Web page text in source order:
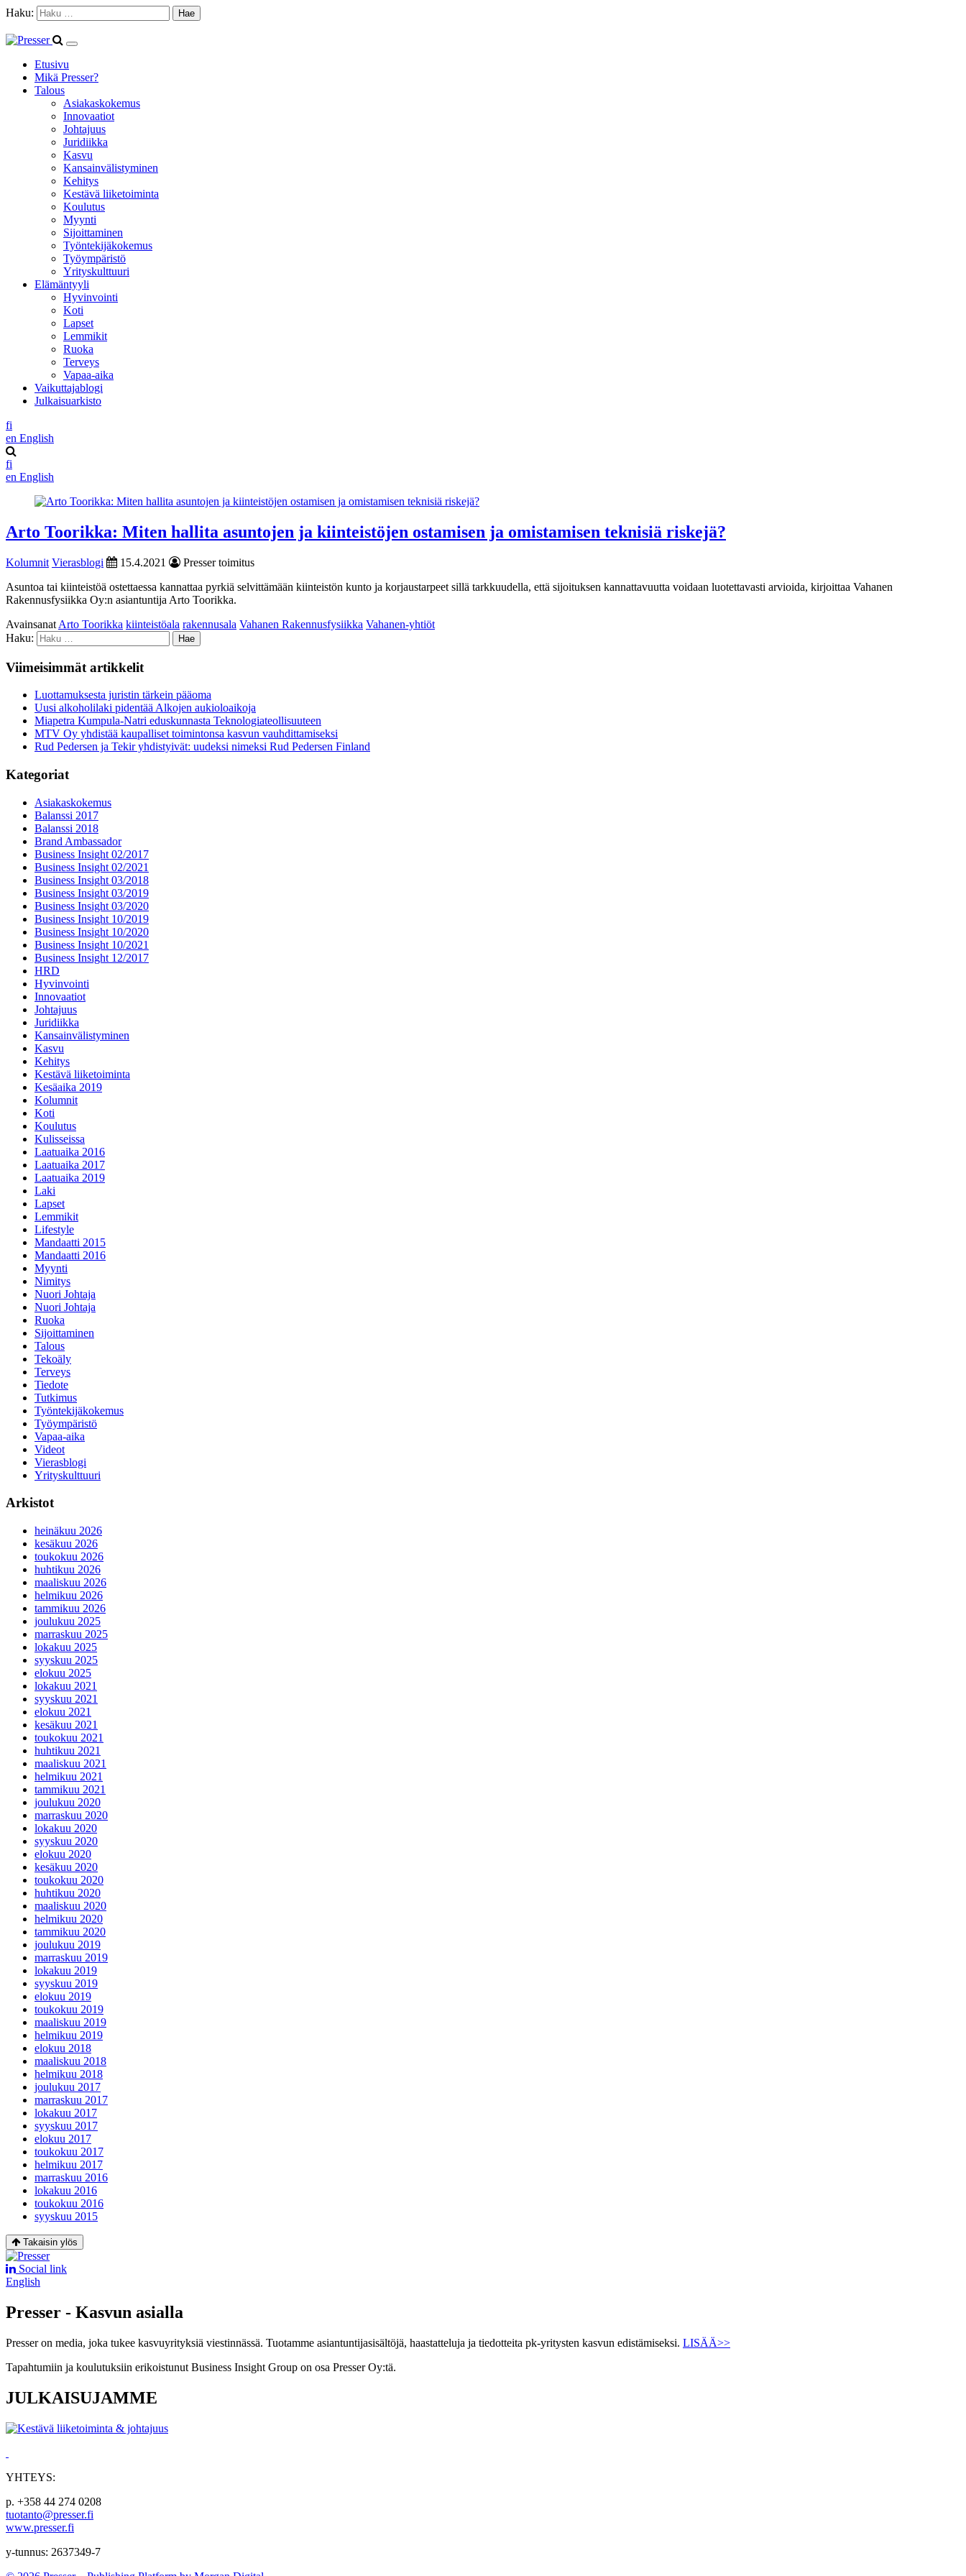
Haku:
Etusivu
Mikä Presser?
Talous
Asiakaskokemus
Innovaatiot
Johtajuus
Juridiikka
Kasvu
Kansainvälistyminen
Kehitys
Kestävä liiketoiminta
Koulutus
Myynti
Sijoittaminen
Työntekijäkokemus
Työympäristö
Yrityskulttuuri
Elämäntyyli
Hyvinvointi
Koti
Lapset
Lemmikit
Ruoka
Terveys
Vapaa-aika
Vaikuttajablogi
Julkaisuarkisto
fi
en English
fi
en English
Arto Toorikka: Miten hallita asuntojen ja kiinteistöjen ostamisen ja omistamisen teknisiä riskejä?
Kolumnit Vierasblogi 15.4.2021
Presser toimitus
Asuntoa tai kiinteistöä ostettaessa kannattaa pyrkiä selvittämään kiinteistön kunto ja korjaustarpeet sillä tarkkuudella, että sijoituksen kannattavuutta voidaan luotettavasti arvioida, kirjoittaa Vahanen
Rakennusfysiikka Oy:n asiantuntija Arto Toorikka.
Avainsanat Arto Toorikka kiinteistöala rakennusala Vahanen Rakennusfysiikka Vahanen-yhtiöt
Haku:
Viimeisimmät artikkelit
Luottamuksesta juristin tärkein pääoma
Uusi alkoholilaki pidentää Alkojen aukioloaikoja
Miapetra Kumpula-Natri eduskunnasta Teknologiateollisuuteen
MTV Oy yhdistää kaupalliset toimintonsa kasvun vauhdittamiseksi
Rud Pedersen ja Tekir yhdistyivät: uudeksi nimeksi Rud Pedersen Finland
Kategoriat
Asiakaskokemus
Balanssi 2017
Balanssi 2018
Brand Ambassador
Business Insight 02/2017
Business Insight 02/2021
Business Insight 03/2018
Business Insight 03/2019
Business Insight 03/2020
Business Insight 10/2019
Business Insight 10/2020
Business Insight 10/2021
Business Insight 12/2017
HRD
Hyvinvointi
Innovaatiot
Johtajuus
Juridiikka
Kansainvälistyminen
Kasvu
Kehitys
Kestävä liiketoiminta
Kesäaika 2019
Kolumnit
Koti
Koulutus
Kulisseissa
Laatuaika 2016
Laatuaika 2017
Laatuaika 2019
Laki
Lapset
Lemmikit
Lifestyle
Mandaatti 2015
Mandaatti 2016
Myynti
Nimitys
Nuori Johtaja
Nuori Johtaja
Ruoka
Sijoittaminen
Talous
Tekoäly
Terveys
Tiedote
Tutkimus
Työntekijäkokemus
Työympäristö
Vapaa-aika
Videot
Vierasblogi
Yrityskulttuuri
Arkistot
heinäkuu 2026
kesäkuu 2026
toukokuu 2026
huhtikuu 2026
maaliskuu 2026
helmikuu 2026
tammikuu 2026
joulukuu 2025
marraskuu 2025
lokakuu 2025
syyskuu 2025
elokuu 2025
lokakuu 2021
syyskuu 2021
elokuu 2021
kesäkuu 2021
toukokuu 2021
huhtikuu 2021
maaliskuu 2021
helmikuu 2021
tammikuu 2021
joulukuu 2020
marraskuu 2020
lokakuu 2020
syyskuu 2020
elokuu 2020
kesäkuu 2020
toukokuu 2020
huhtikuu 2020
maaliskuu 2020
helmikuu 2020
tammikuu 2020
joulukuu 2019
marraskuu 2019
lokakuu 2019
syyskuu 2019
elokuu 2019
toukokuu 2019
maaliskuu 2019
helmikuu 2019
elokuu 2018
maaliskuu 2018
helmikuu 2018
joulukuu 2017
marraskuu 2017
lokakuu 2017
syyskuu 2017
elokuu 2017
toukokuu 2017
helmikuu 2017
marraskuu 2016
lokakuu 2016
toukokuu 2016
syyskuu 2015
Takaisin ylös
Social link
English
Presser - Kasvun asialla
Presser on media, joka tukee kasvuyrityksiä viestinnässä. Tuotamme asiantuntijasisältöjä, haastatteluja ja tiedotteita pk-yritysten kasvun edistämiseksi. LISÄÄ>>
Tapahtumiin ja koulutuksiin erikoistunut Business Insight Group on osa Presser Oy:tä.
JULKAISUJAMME
YHTEYS:
p. +358 44 274 0208
tuotanto@presser.fi
www.presser.fi
y-tunnus: 2637349-7